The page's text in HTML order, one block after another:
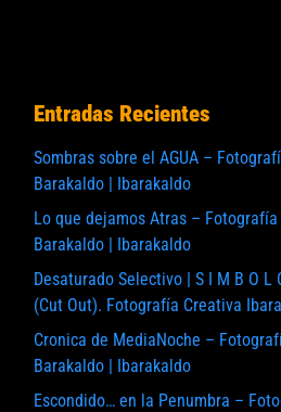
Entradas Recientes
Sombras sobre el AGUA –
Barakaldo | Ibarakaldo
Lo que dejamos Atras –
Barakaldo | Ibarakaldo
Desaturado Selectivo | S I M B O L
(Cut Out). Fotografía Creativa
Cronica de MediaNoche –
Barakaldo | Ibarakaldo
Escondido… en la Penumbra –